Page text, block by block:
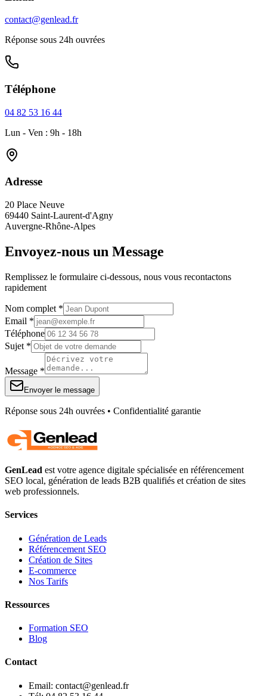
contact@genlead.fr
Réponse sous 24h ouvrées
Téléphone
04 82 53 16 44
Lun - Ven : 9h - 18h
Adresse
20 Place Neuve
69440 Saint-Laurent-d'Agny
Auvergne-Rhône-Alpes
Envoyez-nous un Message
Remplissez le formulaire ci-dessous, nous vous recontactons
rapidement
Nom complet *
Email *
Téléphone
Sujet *
Message *
Envoyer le message
Réponse sous 24h ouvrées • Confidentialité garantie
GenLead est votre agence digitale spécialisée en référencement
SEO local, génération de leads B2B qualifiés et création de sites
web professionnels.
Services
Génération de Leads
Référencement SEO
Création de Sites
E-commerce
Nos Tarifs
Ressources
Formation SEO
Blog
Contact
Email: contact@genlead.fr